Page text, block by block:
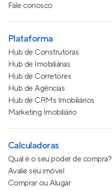
Fale conosco
Plataforma
Hub de Construtoras
Hub de Imobiliárias
Hub de Corretores
Hub de Agências
Hub de CRMs Imobiliários
Marketing Imobiliário
Calculadoras
Qual é o seu poder de compra?
Avalie seu imóvel
Comprar ou Alugar